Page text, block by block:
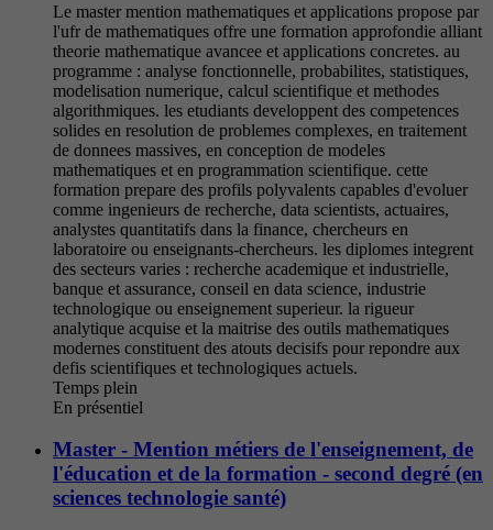
Le master mention mathematiques et applications propose par
l'ufr de mathematiques offre une formation approfondie alliant
theorie mathematique avancee et applications concretes. au
programme : analyse fonctionnelle, probabilites, statistiques,
modelisation numerique, calcul scientifique et methodes
algorithmiques. les etudiants developpent des competences
solides en resolution de problemes complexes, en traitement
de donnees massives, en conception de modeles
mathematiques et en programmation scientifique. cette
formation prepare des profils polyvalents capables d'evoluer
comme ingenieurs de recherche, data scientists, actuaires,
analystes quantitatifs dans la finance, chercheurs en
laboratoire ou enseignants-chercheurs. les diplomes integrent
des secteurs varies : recherche academique et industrielle,
banque et assurance, conseil en data science, industrie
technologique ou enseignement superieur. la rigueur
analytique acquise et la maitrise des outils mathematiques
modernes constituent des atouts decisifs pour repondre aux
defis scientifiques et technologiques actuels.
Temps plein
En présentiel
Master - Mention métiers de l'enseignement, de
l'éducation et de la formation - second degré (en
sciences technologie santé)